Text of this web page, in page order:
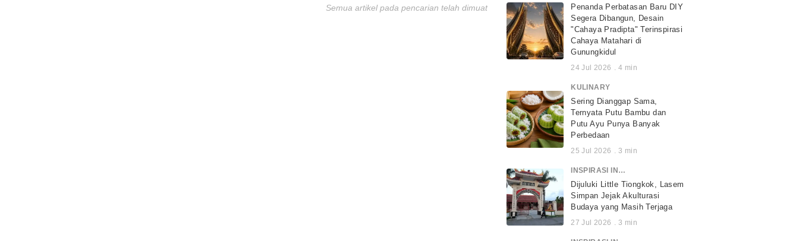
Semua artikel pada pencarian telah dimuat
Penanda Perbatasan Baru DIY
Segera Dibangun, Desain
"Cahaya Pradipta" Terinspirasi
Cahaya Matahari di
Gunungkidul
24 Jul 2026 . 4 min
KULINARY
Sering Dianggap Sama,
Ternyata Putu Bambu dan
Putu Ayu Punya Banyak
Perbedaan
25 Jul 2026 . 3 min
INSPIRASI INDONESIA
Dijuluki Little Tiongkok, Lasem
Simpan Jejak Akulturasi
Budaya yang Masih Terjaga
27 Jul 2026 . 3 min